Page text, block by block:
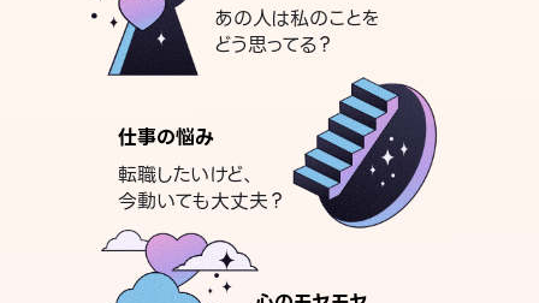
あの人は私のことを
どう思ってる？
仕事の悩み
転職したいけど、
今動いても大丈夫？